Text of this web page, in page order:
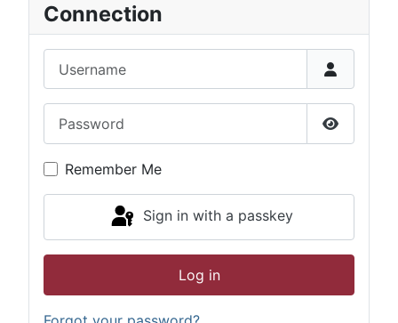
Connection
Show
Remember Me
Sign in with a passkey
Log in